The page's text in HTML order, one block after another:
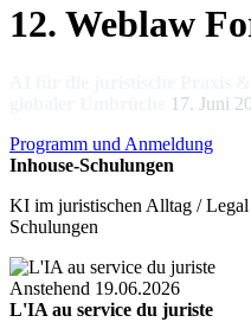
12. Weblaw
17. Juni
Programm und Anmeldung
Inhouse-Schulungen
KI im juristischen Alltag /
Schulungen
Anstehend 19.06.2026
L'IA au service du juriste